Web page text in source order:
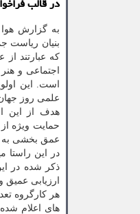
به گزارش
بنیان ریاست
که عبارتند
اجتماعی و
است. این
علمی روز
هدف از این
حمایت ویژه
عمق بخشی به
در این راستا
ذکر شده در
ارزیابی
هر کارگروه
های اعلام شده را